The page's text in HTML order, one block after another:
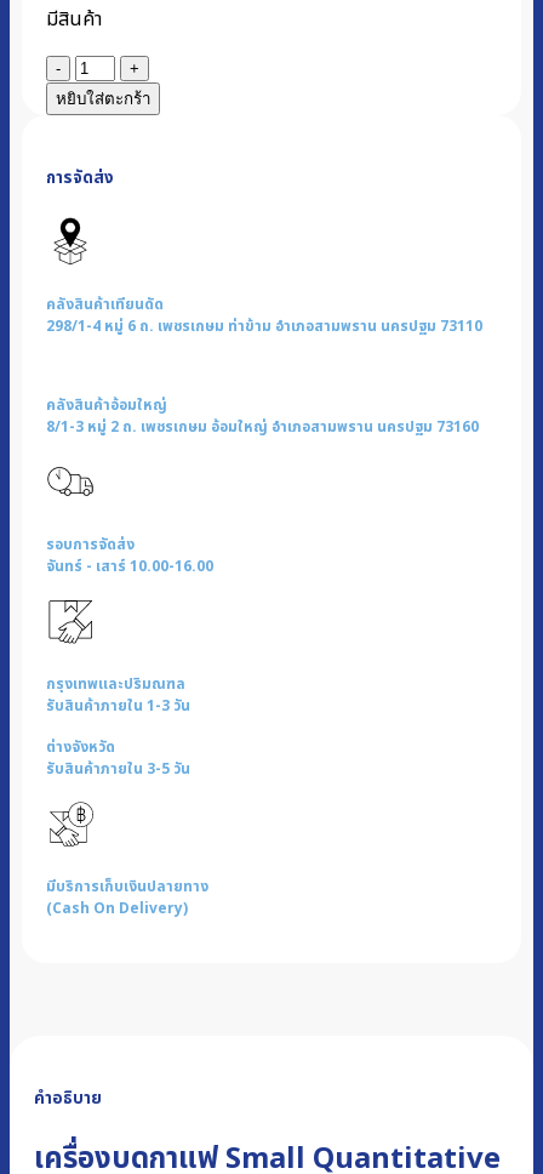
มีสินค้า
จำนวน
เครื่อง
บด
Small
Quantitative
Grinder
|
รุ่น
CG-
หยิบใส่ตะกร้า
การจัดส่ง
คลังสินค้าเทียนดัด
298/1-4 หมู่ 6 ถ. เพชรเกษม ท่าข้าม อำเภอสามพราน นครปฐม 73110
คลังสินค้าอ้อมใหญ่
8/1-3 หมู่ 2 ถ. เพชรเกษม อ้อมใหญ่ อำเภอสามพราน นครปฐม 73160
รอบการจัดส่ง
จันทร์ - เสาร์ 10.00-16.00
กรุงเทพและปริมณฑล
รับสินค้าภายใน 1-3 วัน
ต่างจังหวัด
รับสินค้าภายใน 3-5 วัน
มีบริการเก็บเงินปลายทาง
(Cash On Delivery)
คำอธิบาย
เครื่องบดกาแฟ Small Quantitative